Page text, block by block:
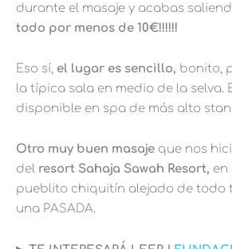
durante el masaje y acabas
todo por menos de 10€!!!!!!
Eso sí, el lugar es sencillo, bonito,
la típica sala en medio de la selva.
disponible en spa de más alto
Otro muy buen masaje que nos
del resort Sahaja Sawah Resort, en
pueblito chiquitín alejado de todo
una PASADA.